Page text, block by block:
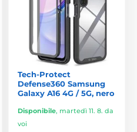
Tech-Protect
Defense360 Samsung
Galaxy A16 4G / 5G, nero
Disponibile, martedì 11. 8. da
voi